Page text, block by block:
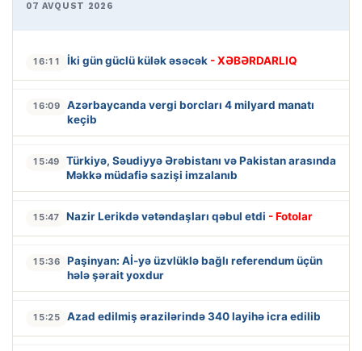
07 AVQUST 2026
16:11 İki gün güclü külək əsəcək - XƏBƏRDARLIQ
16:09
Azərbaycanda vergi borcları 4 milyard manatı
keçib
15:49
Türkiyə, Səudiyyə Ərəbistanı və Pakistan arasında
Məkkə müdafiə sazişi imzalanıb
15:47 Nazir Lerikdə vətəndaşları qəbul etdi - Fotolar
15:36
Paşinyan: Aİ-yə üzvlüklə bağlı referendum üçün
hələ şərait yoxdur
15:25 Azad edilmiş ərazilərində 340 layihə icra edilib